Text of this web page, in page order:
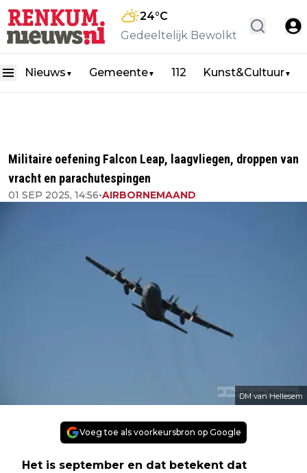
24°C
Gedeeltelijk Bewolkt
Nieuws ▼ Gemeente▼ 112 Kunst&Cultuur▼
Militaire oefening Falcon Leap, laagvliegen, droppen van
vracht en parachutespingen
01 SEP 2025, 14:56•AIRBORNEMAAND
DM van Hellesem
Voeg toe als voorkeursbron op Google
Het is september en dat betekent dat